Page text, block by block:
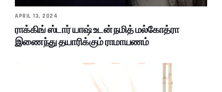
APRIL 13, 2024
ராக்கிங் ஸ்டார் யாஷ் உடன் நமித் மல்கோத்ரா
இணைந்து தயாரிக்கும் ராமாயணம்